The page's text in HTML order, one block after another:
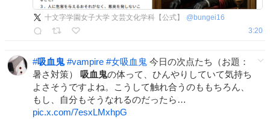
十文字学園女子大学 文芸文化学科【公式】 @bungei16
3:20
#吸血鬼 #vampire #女吸血鬼 今日の次点たち（お題：
暑さ対策） 吸血鬼の体って、ひんやりしていて気持ち
よさそうですよね。こうして触れ合うのももちろん、
もし、自分もそうなれるのだったら…
pic.x.com/7esxLMxhpG